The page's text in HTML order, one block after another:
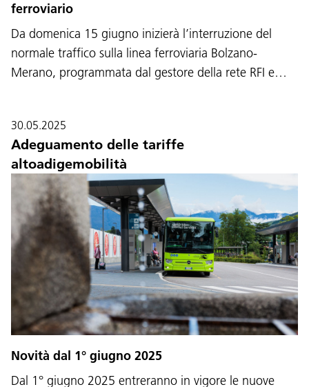
ferroviario
Da domenica 15 giugno inizierà l’interruzione del
normale traffico sulla linea ferroviaria Bolzano-
Merano, programmata dal gestore della rete RFI e…
30.05.2025
Adeguamento delle tariffe
altoadigemobilità
Novità dal 1° giugno 2025
Dal 1° giugno 2025 entreranno in vigore le nuove